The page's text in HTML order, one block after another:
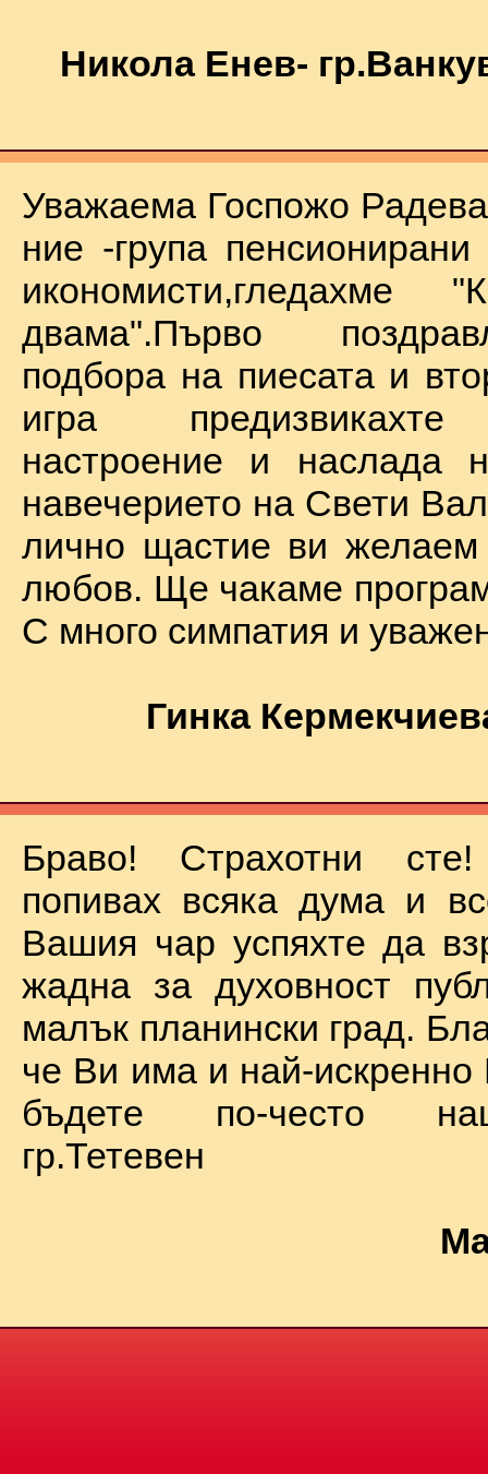
Никола Енев-
Уважаема Госпожо
ние -група
икономисти,гледахме
двама".Първо
подбора на пиесата и
игра
настроение и наслада
навечерието на Свети
лично щастие ви желаем
любов. Ще чакаме
С много симпатия и
Гинка
Браво! Страхотни
попивах всяка дума и
Вашия чар успяхте да
жадна за духовност
малък планински град.
че Ви има и най-
бъдете по-често
гр.Тетевен